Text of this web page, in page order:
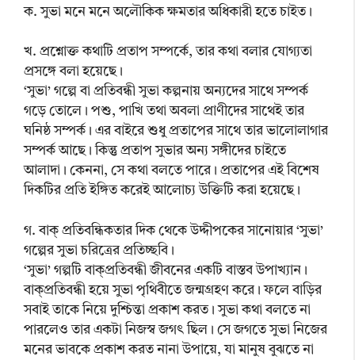
ক. সুভা মনে মনে অলৌকিক ক্ষমতার অধিকারী হতে চাইত।
খ. প্রশ্নোক্ত কথাটি প্রতাপ সম্পর্কে, তার কথা বলার যোগ্যতা
প্রসঙ্গে বলা হয়েছে।
‘সুভা’ গল্পে বা প্রতিবন্ধী সুভা কল্পনায় অন্যদের সাথে সম্পর্ক
গড়ে তোলে। পশু, পাখি তথা অবলা প্রাণীদের সাথেই তার
ঘনিষ্ঠ সম্পর্ক। এর বাইরে শুধু প্রতাপের সাথে তার ভালোলাগার
সম্পর্ক আছে। কিন্তু প্রতাপ সুভার অন্য সঙ্গীদের চাইতে
আলাদা। কেননা, সে কথা বলতে পারে। প্রতাপের এই বিশেষ
দিকটির প্রতি ইঙ্গিত করেই আলোচ্য উক্তিটি করা হয়েছে।
গ. বাক্ প্রতিবন্ধিকতার দিক থেকে উদ্দীপকের সানোয়ার ‘সুভা’
গল্পের সুভা চরিত্রের প্রতিচ্ছবি।
‘সুভা’ গল্পটি বাক্‌প্রতিবন্ধী জীবনের একটি বাস্তব উপাখ্যান।
বাক্প্রতিবন্ধী হয়ে সুভা পৃথিবীতে জন্মগ্রহণ করে। ফলে বাড়ির
সবাই তাকে নিয়ে দুশ্চিন্তা প্রকাশ করত। সুভা কথা বলতে না
পারলেও তার একটা নিজস্ব জগৎ ছিল। সে জগতে সুভা নিজের
মনের ভাবকে প্রকাশ করত নানা উপায়ে, যা মানুষ বুঝতে না